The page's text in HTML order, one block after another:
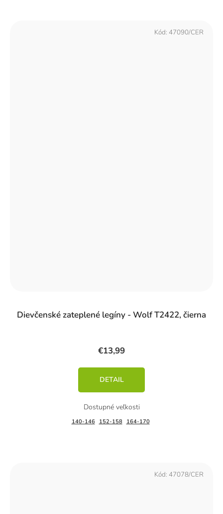
Dievčenské zateplené legíny - Wolf T2422, čierna
€13,99
DETAIL
140-146 152-158 164-170
Kód: 47090/CER
Kód: 47078/CER